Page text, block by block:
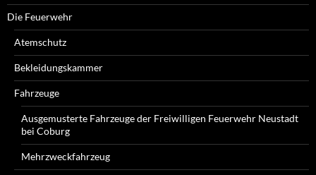
Die Feuerwehr
Atemschutz
Bekleidungskammer
Fahrzeuge
Ausgemusterte Fahrzeuge der Freiwilligen Feuerwehr Neustadt
bei Coburg
Mehrzweckfahrzeug